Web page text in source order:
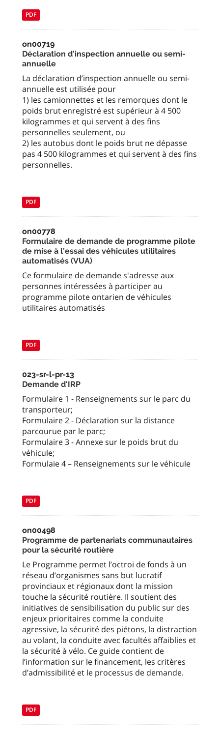
PDF
on00719
Déclaration d’inspection annuelle ou semi-
annuelle
La déclaration d’inspection annuelle ou semi-
annuelle est utilisée pour
1) les camionnettes et les remorques dont le
poids brut enregistré est supérieur à 4 500
kilogrammes et qui servent à des fins
personnelles seulement, ou
2) les autobus dont le poids brut ne dépasse
pas 4 500 kilogrammes et qui servent à des fins
personnelles.
PDF
on00778
Formulaire de demande de programme pilote
de mise à l’essai des véhicules utilitaires
automatisés (VUA)
Ce formulaire de demande s'adresse aux
personnes intéressées à participer au
programme pilote ontarien de véhicules
utilitaires automatisés
PDF
023-sr-l-pr-13
Demande d'IRP
Formulaire 1 - Renseignements sur le parc du
transporteur;
Formulaire 2 - Déclaration sur la distance
parcourue par le parc;
Formulaire 3 - Annexe sur le poids brut du
véhicule;
Formulaie 4 – Renseignements sur le véhicule
PDF
on00498
Programme de partenariats communautaires
pour la sécurité routière
Le Programme permet l’octroi de fonds à un
réseau d’organismes sans but lucratif
provinciaux et régionaux dont la mission
touche la sécurité routière. Il soutient des
initiatives de sensibilisation du public sur des
enjeux prioritaires comme la conduite
agressive, la sécurité des piétons, la distraction
au volant, la conduite avec facultés affaiblies et
la sécurité à vélo. Ce guide contient de
l’information sur le financement, les critères
d’admissibilité et le processus de demande.
PDF